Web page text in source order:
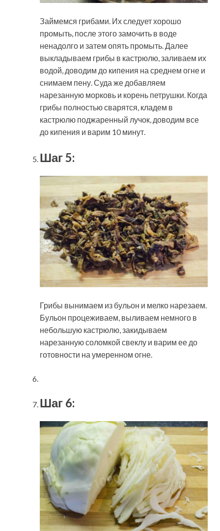
Займемся грибами. Их следует хорошо
промыть, после этого замочить в воде
ненадолго и затем опять промыть. Далее
выкладываем грибы в кастрюлю, заливаем их
водой, доводим до кипения на среднем огне и
снимаем пену. Суда же добавляем
нарезанную морковь и корень петрушки. Когда
грибы полностью сварятся, кладем в
кастрюлю поджаренный лучок, доводим все
до кипения и варим 10 минут.
Шаг 5:
Грибы вынимаем из бульон и мелко нарезаем.
Бульон процеживаем, выливаем немного в
небольшую кастрюлю, закидываем
нарезанную соломкой свеклу и варим ее до
готовности на умеренном огне.
Шаг 6: